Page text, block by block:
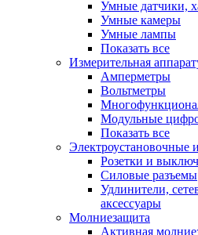
Умные датчики,
Умные камеры
Умные лампы
Показать все
Измерительная
Амперметры
Вольтметры
Модульные
Показать все
Электроустановочные
Розетки и
Силовые разъемы
Удлинители,
аксессуары
Молниезащита
Активная